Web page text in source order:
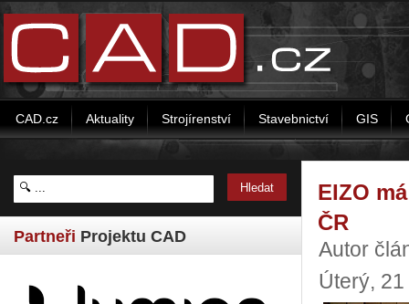
CAD.cz Aktuality Strojírenství Stavebnictví GIS
Partneři Projektu CAD
EIZO
ČR
Autor
Úterý,